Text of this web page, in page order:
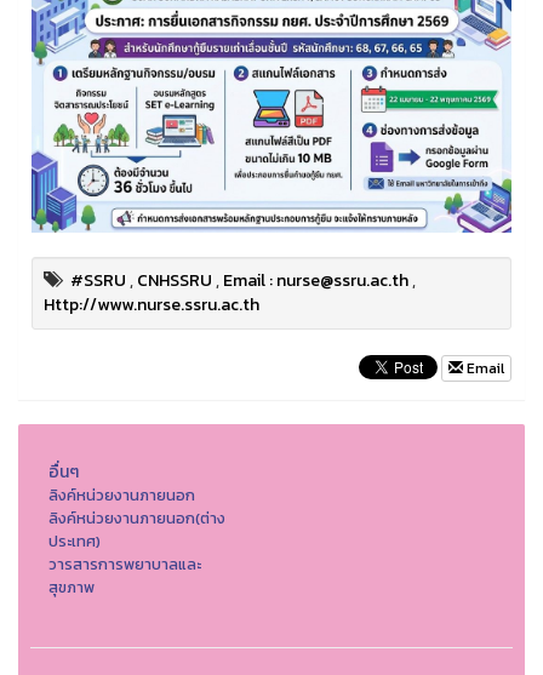
#SSRU,CNHSSRU,Email : nurse@ssru.ac.th,
Http://www.nurse.ssru.ac.th
Email
อื่นๆ
ลิงค์หน่วยงานภายนอก
ลิงค์หน่วยงานภายนอก(ต่าง
ประเทศ)
วารสารการพยาบาลและ
สุขภาพ